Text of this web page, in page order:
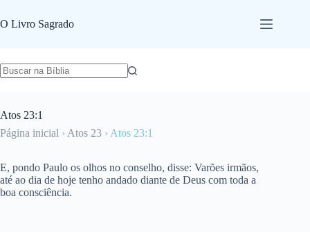
para
o
O Livro Sagrado
Atos 23:1
Página inicial › Atos 23 › Atos 23:1
E, pondo Paulo os olhos no conselho, disse: Varões irmãos,
até ao dia de hoje tenho andado diante de Deus com toda a
boa consciência.